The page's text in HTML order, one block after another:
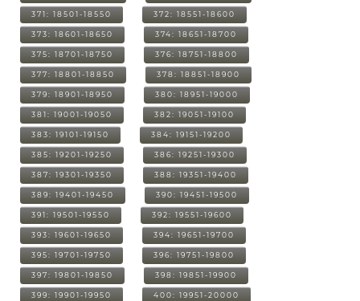
371: 18501-18550 372: 18551-18600
373: 18601-18650 374: 18651-18700
375: 18701-18750 376: 18751-18800
377: 18801-18850 378: 18851-18900
379: 18901-18950 380: 18951-19000
381: 19001-19050 382: 19051-19100
383: 19101-19150 384: 19151-19200
385: 19201-19250 386: 19251-19300
387: 19301-19350 388: 19351-19400
389: 19401-19450 390: 19451-19500
391: 19501-19550 392: 19551-19600
393: 19601-19650 394: 19651-19700
395: 19701-19750 396: 19751-19800
397: 19801-19850 398: 19851-19900
399: 19901-19950 400: 19951-20000